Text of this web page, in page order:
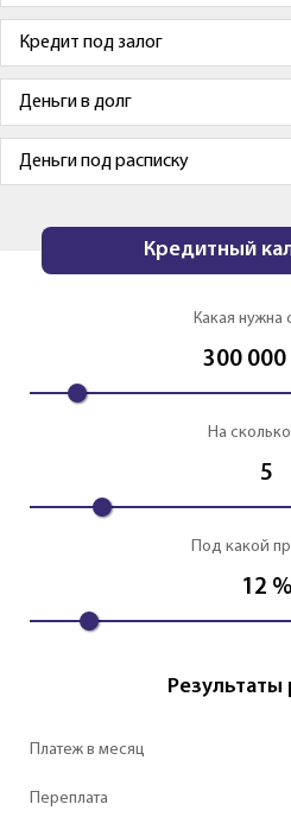
Кредит под залог
Деньги в долг
Деньги под расписку
Кредитный
Какая нужна
300 000
На сколько
5
Под какой
12 %
Результаты
Платеж в месяц
Переплата